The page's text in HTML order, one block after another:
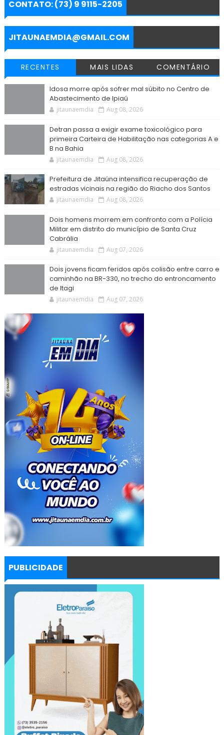
e
b
o
k
t
e
r
s
p
p
g
a
m
e
g
e
r
CONTATO: (73) 9 9115-2205
JITAUNAEMDIA@GMAIL.COM
RECENTES MAIS LIDAS COMENTÁRIO
Idosa morre após sofrer mal súbito no Centro de
Abastecimento de Ipiaú
jitaunaemdia Aug 08, 2026
Detran passa a exigir exame toxicológico para
primeira Carteira de Habilitação nas categorias A e
B na Bahia
jitaunaemdia Aug 08, 2026
Prefeitura de Jitaúna intensifica recuperação de
estradas vicinais na região do Riacho dos Santos
jitaunaemdia Aug 08, 2026
Dois homens morrem em confronto com a Polícia
Militar em distrito do município de Santa Cruz
Cabrália
jitaunaemdia Aug 07, 2026
Dois jovens ficam feridos após colisão entre carro e
caminhão na BR-330, no trecho do entroncamento
de Itagi
jitaunaemdia Aug 07, 2026
PUBLICIDADE